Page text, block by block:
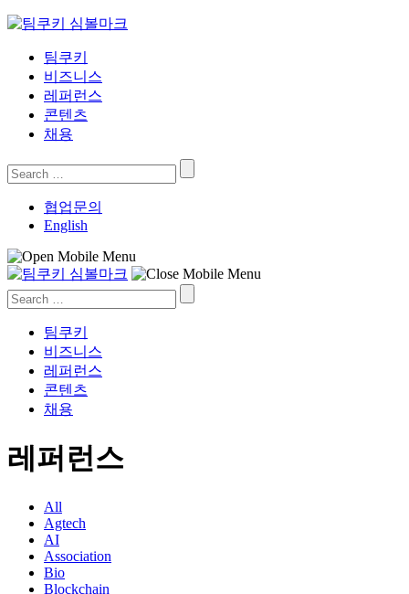
Skip
content팀쿠키
비즈니스
레퍼런스
콘텐츠
채용
Search
for:
협업문의
English
Search
for:
팀쿠키
비즈니스
레퍼런스
콘텐츠
채용
레퍼런스
All
Agtech
AI
Association
Bio
Blockchain